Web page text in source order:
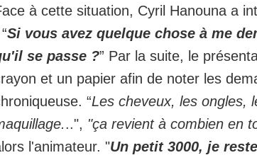
à cette situation, Cyril Hanouna a
Si vous avez quelque chose à me
se passe ?” Par la suite, le
et un papier afin de noter les
“Les cheveux, les ongles,
..", "ça revient à combien en
l'animateur. "Un petit 3000, je